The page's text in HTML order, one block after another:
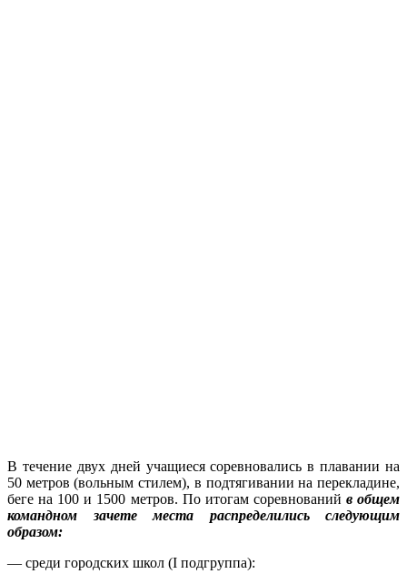
В течение двух дней учащиеся соревновались в плавании на
50 метров (вольным стилем), в подтягивании на перекладине,
беге на 100 и 1500 метров. По итогам соревнований в общем
командном зачете места распределились следующим
образом:
— среди городских школ (I подгруппа):